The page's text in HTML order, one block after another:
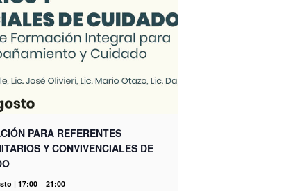
PARA REFERENTES
Y CONVIVENCIALES DE
| 17:00 - 21:00